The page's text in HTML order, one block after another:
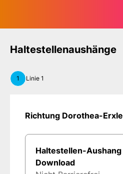
Haltestellenaushänge
1 Linie 1
Richtung Dorothea-
Haltestellen-Aushang
Download